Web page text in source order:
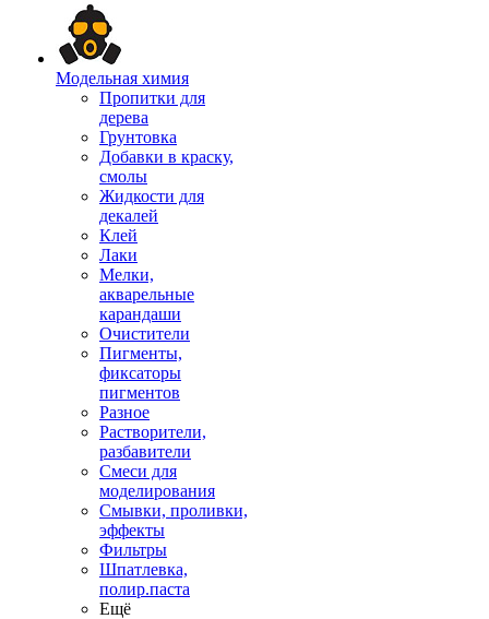
Модельная химия
Пропитки для
дерева
Грунтовка
Добавки в краску,
смолы
Жидкости для
декалей
Клей
Лаки
Мелки,
акварельные
карандаши
Очистители
Пигменты,
фиксаторы
пигментов
Разное
Растворители,
разбавители
Смеси для
моделирования
Смывки, проливки,
эффекты
Фильтры
Шпатлевка,
полир.паста
Ещё